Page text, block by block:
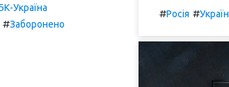
Україна
#Заборонено
#Росія #